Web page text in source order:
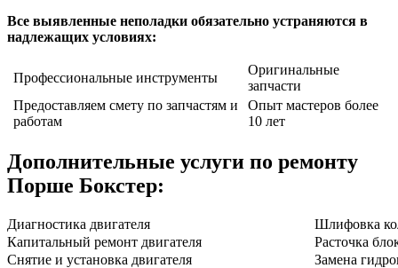
Все выявленные неполадки обязательно устраняются в
надлежащих условиях:
Профессиональные инструменты
Оригинальные
запчасти
Предоставляем смету по запчастям и
работам
Опыт мастеров более
10 лет
Дополнительные услуги по ремонту
Порше Бокстер:
Диагностика двигателя
Шлифовка
Капитальный ремонт двигателя
Расточка
Снятие и установка двигателя
Замена